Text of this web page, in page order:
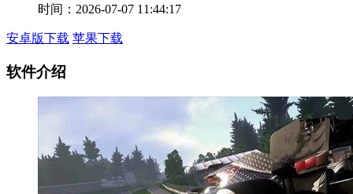
时间：2026-07-07 11:44:17
安卓版下载 苹果下载
软件介绍